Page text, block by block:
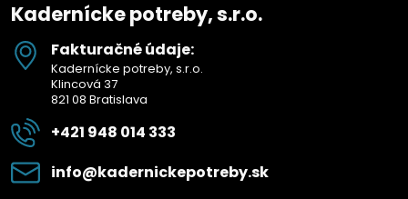
Kadernícke potreby, s.r.o.
Fakturačné údaje:
Kadernícke potreby, s.r.o.
Klincová 37
821 08 Bratislava
+421 948 014 333
info​@kadernickepotreby​.sk